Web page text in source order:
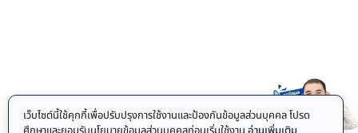
เว็บไซต์นี้ใช้คุกกี้เพื่อปรับปรุงการใช้งานและป้องกันข้อมูลส่วนบุคคล โปรด
ศึกษาและยอมรับนโยบายข้อมูลส่วนบุคคลก่อนเริ่มใช้งาน อ่านเพิ่มเติม